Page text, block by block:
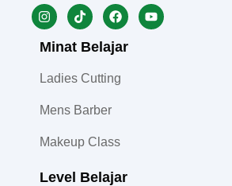
Minat Belajar
Ladies Cutting
Mens Barber
Makeup Class
Level Belajar